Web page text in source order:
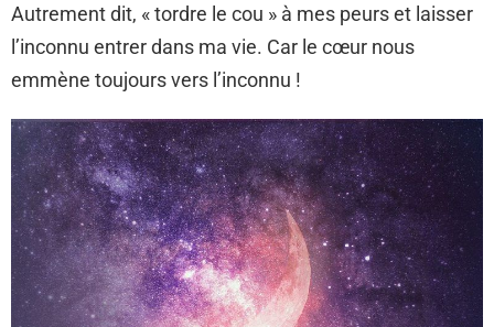
Autrement dit, « tordre le cou » à mes peurs et laisser
l’inconnu entrer dans ma vie. Car le cœur nous
emmène toujours vers l’inconnu !